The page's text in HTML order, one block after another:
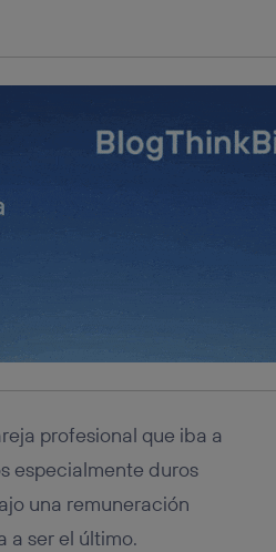
profesional que iba a
especialmente duros
una remuneración
a ser el último.